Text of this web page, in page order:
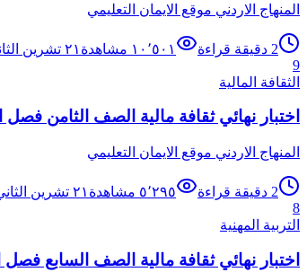
المنهاج الاردني موقع الايمان التعليمي
2 دقيقة قراءة ١٠٬٥٠١ مشاهدة ٢١ تشرين الثاني ٢٠٢٥
9
الثقافة المالية
اختبار نهائي ثقافة مالية الصف الثامن فصل
المنهاج الاردني موقع الايمان التعليمي
2 دقيقة قراءة ٥٬٢٩٥ مشاهدة ٢١ تشرين الثاني ٢٠٢٥
8
التربية المهنية
اختبار نهائي ثقافة مالية الصف السابع فصل